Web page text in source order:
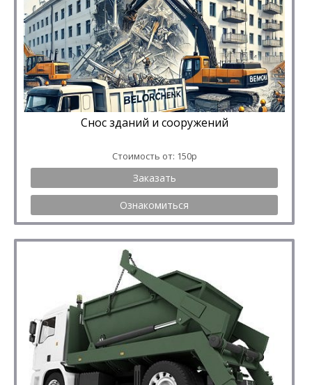
Снос зданий и сооружений
Стоимость от: 150р
Заказать
Ознакомиться